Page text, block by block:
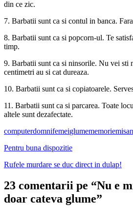
din ce zic.
7. Barbatii sunt ca si contul in banca.
8. Barbatii sunt ca si popcorn-ul. Te
timp.
9. Barbatii sunt ca si ninsorile. Nu vei sti
centimetri au si cat dureaza.
10. Barbatii sunt ca si copiatoarele.
11. Barbatii sunt ca si parcarea. Toate
altele sunt dezafectate.
computerdomnifemeiglumememorie
Pentru buna dispozitie
Rufele murdare se duc direct in dulap!
23 comentarii pe “Nu e
doar cateva glume”